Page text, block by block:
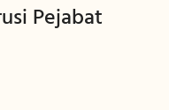
Pejabat